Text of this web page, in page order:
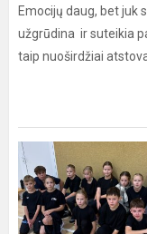
Emocijų daug, bet juk
užgrūdina ir suteikia
taip nuoširdžiai